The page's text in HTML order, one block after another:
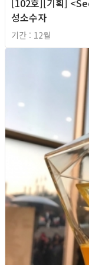
성소수자
기간 : 12월